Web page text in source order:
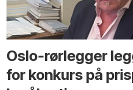
Oslo-rørlegger
for konkurs på